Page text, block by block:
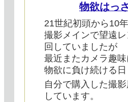
物欲はっ
21世紀初頭から10
撮影メインで望遠レ
回していましたが
最近またカメラ趣味
物欲に負け続ける日
自分で購入した撮
しています。